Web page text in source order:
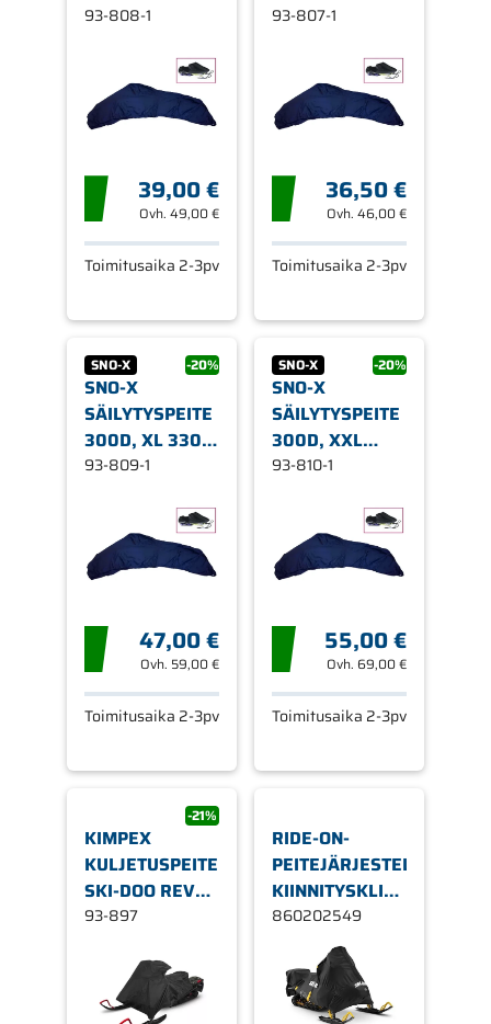
93-808-1
39,00 €
Ovh. 49,00 €
Toimitusaika 2-3pv
CM
93-807-1
36,50 €
Ovh.46,00 €
Toimitusaika 2-3pv
SNO-X -20%
SNO-X
SÄILYTYSPEITE
300D, XL 330
CM
93-809-1
47,00 €
Ovh. 59,00 €
Toimitusaika 2-3pv
SNO-X -20%
SNO-X
SÄILYTYSPEITE
300D, XXL
350CM
93-810-1
55,00 €
Ovh. 69,00 €
Toimitusaika 2-3pv
-21%
KIMPEX
KULJETUSPEITE
SKI-DOO REV
2003-14
93-897
RIDE-ON-
PEITEJÄRJESTELMÄ
KIINNITYSKLIPSEILLÄ
SKI-DOO
860202549